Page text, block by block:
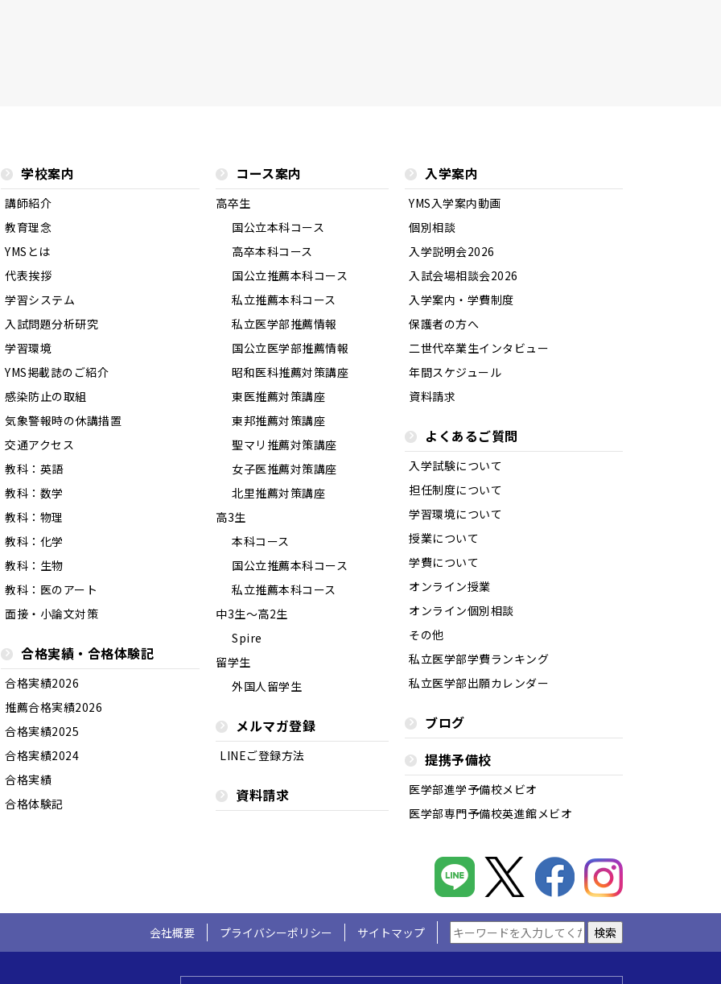
学校案内
講師紹介
教育理念
YMSとは
代表挨拶
学習システム
入試問題分析研究
学習環境
YMS掲載誌のご紹介
感染防止の取組
気象警報時の休講措置
交通アクセス
教科：英語
教科：数学
教科：物理
教科：化学
教科：生物
教科：医のアート
面接・小論文対策
合格実績・合格体験記
合格実績2026
推薦合格実績2026
合格実績2025
合格実績2024
合格実績
合格体験記
コース案内
高卒生
国公立本科コース
高卒本科コース
国公立推薦本科コース
私立推薦本科コース
私立医学部推薦情報
国公立医学部推薦情報
昭和医科推薦対策講座
東医推薦対策講座
東邦推薦対策講座
聖マリ推薦対策講座
女子医推薦対策講座
北里推薦対策講座
高3生
本科コース
国公立推薦本科コース
私立推薦本科コース
中3生〜高2生
Spire
留学生
外国人留学生
メルマガ登録
LINEご登録方法
資料請求
入学案内
YMS入学案内動画
個別相談
入学説明会2026
入試会場相談会2026
入学案内・学費制度
保護者の方へ
二世代卒業生インタビュー
年間スケジュール
資料請求
よくあるご質問
入学試験について
担任制度について
学習環境について
授業について
学費について
オンライン授業
オンライン個別相談
その他
私立医学部学費ランキング
私立医学部出願カレンダー
ブログ
提携予備校
医学部進学予備校メビオ
医学部専門予備校英進館メビオ
会社概要 プライバシーポリシー サイトマップ 検索